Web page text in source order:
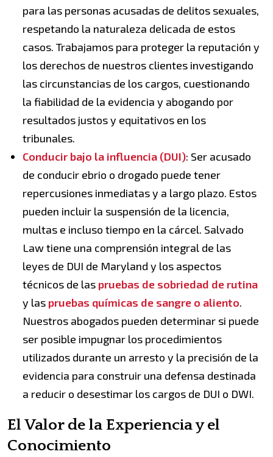
para las personas acusadas de delitos sexuales,
respetando la naturaleza delicada de estos
casos. Trabajamos para proteger la reputación y
los derechos de nuestros clientes investigando
las circunstancias de los cargos, cuestionando
la fiabilidad de la evidencia y abogando por
resultados justos y equitativos en los
tribunales.
Conducir bajo la influencia (DUI): Ser acusado
de conducir ebrio o drogado puede tener
repercusiones inmediatas y a largo plazo. Estos
pueden incluir la suspensión de la licencia,
multas e incluso tiempo en la cárcel. Salvado
Law tiene una comprensión integral de las
leyes de DUI de Maryland y los aspectos
técnicos de las pruebas de sobriedad de rutina
y las pruebas químicas de sangre o aliento.
Nuestros abogados pueden determinar si puede
ser posible impugnar los procedimientos
utilizados durante un arresto y la precisión de la
evidencia para construir una defensa destinada
a reducir o desestimar los cargos de DUI o DWI.
El Valor de la Experiencia y el
Conocimiento